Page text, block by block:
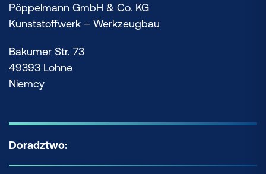
Pöppelmann GmbH & Co. KG
Kunststoffwerk – Werkzeugbau
Bakumer Str. 73
49393 Lohne
Niemcy
Doradztwo: